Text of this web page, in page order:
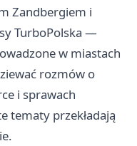
Zandbergiem i
TurboPolska —
w miastach
rozmów o
i sprawach
tematy przekładają